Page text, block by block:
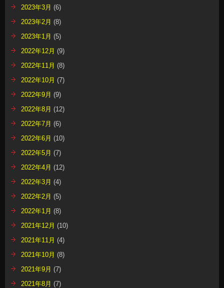
2023年3月 (6)
2023年2月 (8)
2023年1月 (5)
2022年12月 (9)
2022年11月 (8)
2022年10月 (7)
2022年9月 (9)
2022年8月 (12)
2022年7月 (6)
2022年6月 (10)
2022年5月 (7)
2022年4月 (12)
2022年3月 (4)
2022年2月 (5)
2022年1月 (8)
2021年12月 (10)
2021年11月 (4)
2021年10月 (8)
2021年9月 (7)
2021年8月 (7)